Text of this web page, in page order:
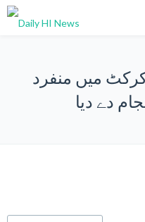
میں منفرد
دے دیا